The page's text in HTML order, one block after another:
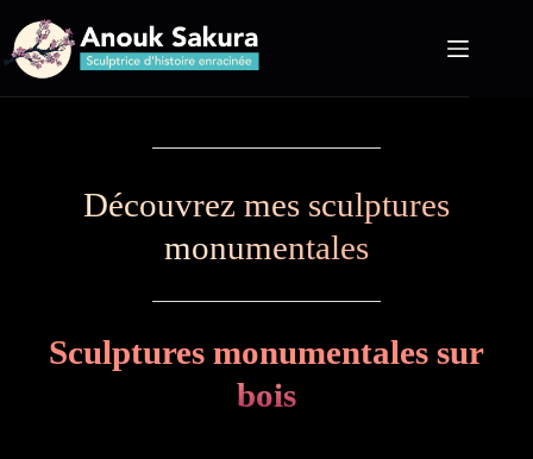
contenu
Découvrez mes sculptures
monumentales
Sculptures monumentales sur
bois